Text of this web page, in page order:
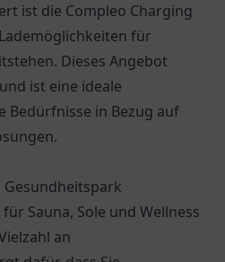
ist die Compleo Charging
für
Dieses Angebot
ist eine ideale
Bedürfnisse in Bezug auf
Gesundheitspark
Sauna, Sole und Wellness
an